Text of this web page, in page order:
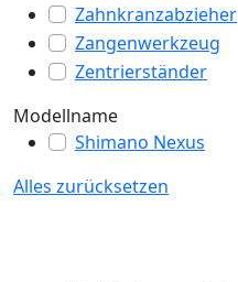
Zahnkranzabzieher
Zangenwerkzeug
Zentrierständer
Modellname
Shimano Nexus
Alles zurücksetzen